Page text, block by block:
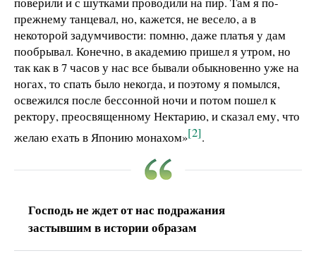
прежнему танцевал, но, кажется, не весело, а в
некоторой задумчивости: помню, даже платья у дам
пообрывал. Конечно, в академию пришел я утром, но
так как в 7 часов у нас все бывали обыкновенно уже на
ногах, то спать было некогда, и поэтому я помылся,
освежился после бессонной ночи и потом пошел к
ректору, преосвященному Нектарию, и сказал ему, что
желаю ехать в Японию монахом»[2].
Господь не ждет от нас подражания
застывшим в истории образам